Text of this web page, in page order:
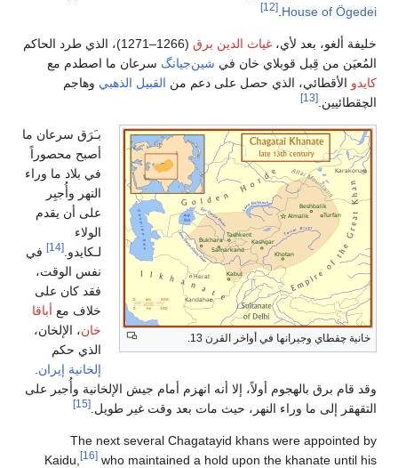
House of Ögedei
[12]
خليفة ألغو، بعد لأي، غياث الدين برق
(1266–1271)، الذي طرد الحاكم
المُعيَن من قِبل قوبلاي خان في شين‌جيانگ سرعان ما اصطدم مع
كايدو الأقطائي، الذي حصل على دعم من القبيل الذهبي وهاجم
الچقطائيين. [13]
خانية چقطاي وجيرانها في أواخر القرن 13.
بـَرَق سرعان ما
أصبح محصوراً
في بلاد ما وراء
النهر وأُجبِر
على أن يقدم
الولاء
لـكايدو. [14]
في
نفس الوقت،
فقد كان على
خلاف مع أباقا
خان، الإلخان،
الذي حكم
إلخانية إيران
وقد قام برق بالهجوم أولاً، إلا أنه انهزم أمام جيش الإلخانية وأُجبر على
التقهقر إلى ما وراء النهر، حيث مات بعد وقت غير طويل. [15]
The next several Chagatayid khans were appointed by
Kaidu,
[16] who maintained a hold upon the khanate until his